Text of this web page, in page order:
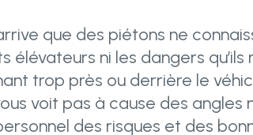
que des piétons ne
ni les dangers qu’ils
trop près ou derrière le
voit pas à cause des angles
des risques et des